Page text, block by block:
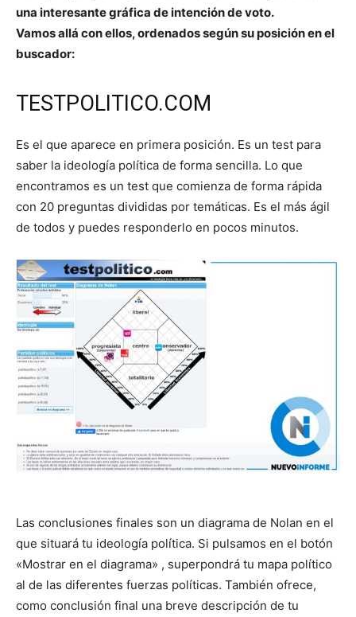
una interesante gráfica de intención de voto.
Vamos allá con ellos, ordenados según su posición en el
buscador:
TESTPOLITICO.COM
Es el que aparece en primera posición. Es un test para
saber la ideología política de forma sencilla. Lo que
encontramos es un test que comienza de forma rápida
con 20 preguntas divididas por temáticas. Es el más ágil
de todos y puedes responderlo en pocos minutos.
Las conclusiones finales son un diagrama de Nolan en el
que situará tu ideología política. Si pulsamos en el botón
«Mostrar en el diagrama» , superpondrá tu mapa político
al de las diferentes fuerzas políticas. También ofrece,
como conclusión final una breve descripción de tu